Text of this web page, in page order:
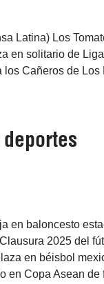
Latina) Los
en solitario de
Cañeros de Los
en baloncesto
2025 del
en béisbol
en Copa Asean de